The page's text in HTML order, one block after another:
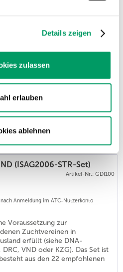
Details zeigen
zulassen
erlauben
ablehnen
Abstammungsbeurteilungen und
KEINEM ZUCHTVEREIN
(ISAG2006-STR-Set)
Artikel-Nr.: GDI100
Anmeldung im ATC-Nutzerkonto
Voraussetzung zur
Zuchtvereinen in
erfüllt (siehe DNA-
VND oder KZG). Das Set ist
aus den 22 empfohlenen